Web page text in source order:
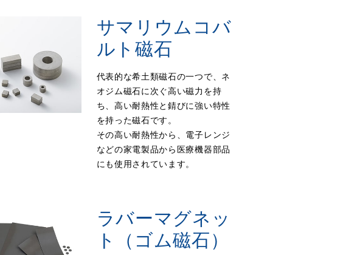
サマリウムコバ
ルト磁石
代表的な希土類磁石の一つで、ネ
オジム磁石に次ぐ高い磁力を持
ち、高い耐熱性と錆びに強い特性
を持った磁石です。
その高い耐熱性から、電子レンジ
などの家電製品から医療機器部品
にも使用されています。
ラバーマグネッ
ト（ゴム磁石）